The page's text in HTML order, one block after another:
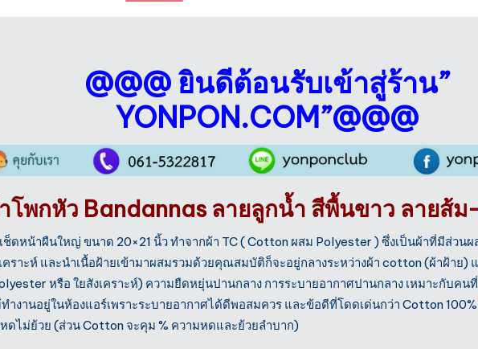
@@@ ยินดีต้อนรับเข้าสู่ร้าน”
YONPON.COM”@@@
โพกหัว Bandannas ลายลูกน้ำ สีพื้นขาว ลายส้ม
ช็ดหน้าผืนใหญ่ ขนาด 20×21 นิ้ว ทำจากผ้า TC ( Cotton ผสม Polyester ) ซึ่งเป็นผ้าที่มีส่วนผ
คราะห์ และนำเนื้อฝ้ายเข้ามาผสมรวมด้วยคุณสมบัติก็จะอยู่กลางระหว่างผ้า cotton (ผ้าฝ้าย)
หรือ ใยสังเคราะห์) ความยืดหยุ่นปานกลาง การระบายอากาศปานกลาง เหมาะกับคนที่
ำงานอยู่ในห้องแอร์เพราะระบายอากาศได้ดีพอสมควร และข้อดีที่โดดเด่นกว่า Cotton
ดไม่ย้วย (ส่วน Cotton จะคุม % ความหดและย้วยลำบาก)